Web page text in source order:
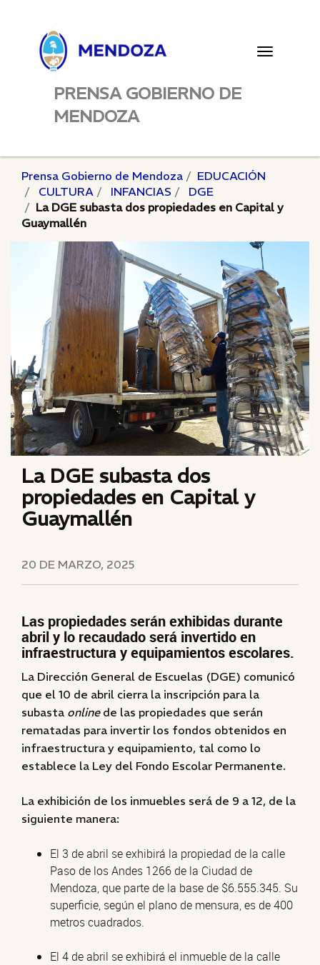
Toggle
PRENSA GOBIERNO DE
MENDOZA
Prensa Gobierno de Mendoza
EDUCACIÓN
CULTURA
INFANCIAS
DGE
La DGE subasta dos propiedades en Capital y
Guaymallén
La DGE subasta dos
propiedades en Capital y
Guaymallén
20 DE MARZO, 2025
Las propiedades serán exhibidas durante
abril y lo recaudado será invertido en
infraestructura y equipamientos escolares.
La Dirección General de Escuelas (DGE) comunicó
que el 10 de abril cierra la inscripción para la
subasta online de las propiedades que serán
rematadas para invertir los fondos obtenidos en
infraestructura y equipamiento, tal como lo
establece la Ley del Fondo Escolar Permanente.
La exhibición de los inmuebles será de 9 a 12, de la
siguiente manera:
El 3 de abril se exhibirá la propiedad de la calle
Paso de los Andes 1266 de la Ciudad de
Mendoza, que parte de la base de $6.555.345. Su
superficie, según el plano de mensura, es de 400
metros cuadrados.
El 4 de abril se exhibirá el inmueble de la calle